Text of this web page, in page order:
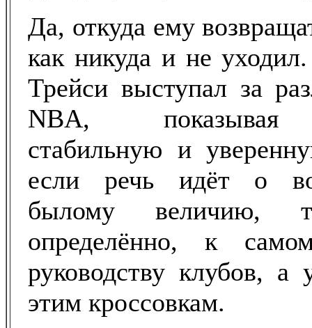
Да, откуда ему
как никуда и не
Трейси выступал за
NBA, показывая
стабильную и
если речь идёт о
былому величию,
определённо, к
руководству клубов,
этим кроссовкам.